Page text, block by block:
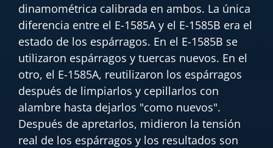
dinamométrica calibrada en ambos. La única
diferencia entre el E-1585A y el E-1585B era el
estado de los espárragos. En el E-1585B se
utilizaron espárragos y tuercas nuevos. En el
otro, el E-1585A, reutilizaron los espárragos
después de limpiarlos y cepillarlos con
alambre hasta dejarlos "como nuevos".
Después de apretarlos, midieron la tensión
real de los espárragos y los resultados son